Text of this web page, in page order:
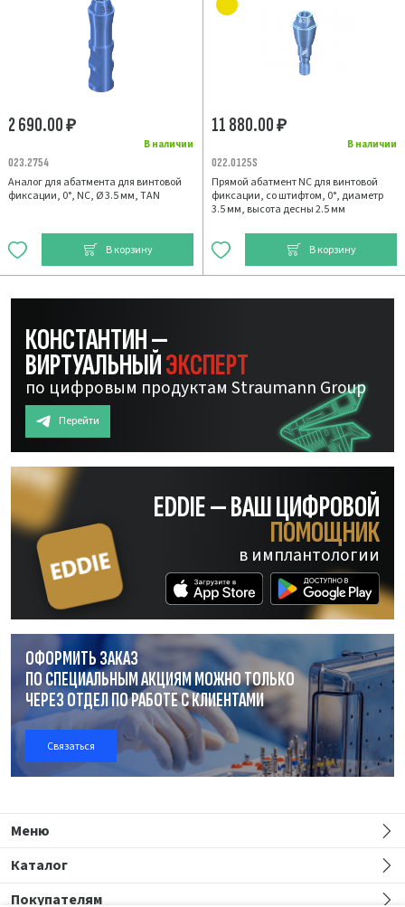
В наличии
2 690.00₽
023.2754
Аналог для абатмента для винтовой
фиксации, 0°, NC, Ø 3.5 мм, TAN
В корзину
В наличии
11 880.00₽
022.0125S
Прямой абатмент NC для винтовой
фиксации, со штифтом, 0°, диаметр
3.5 мм, высота десны 2.5 мм
В корзину
КОНСТАНТИН —
ВИРТУАЛЬНЫЙЭКСПЕРТ
по цифровым продуктам Straumann Group
Перейти
EDDIE — ВАШ ЦИФРОВОЙ
ПОМОЩНИК
в имплантологии
ОФОРМИТЬ ЗАКАЗ
ПО СПЕЦИАЛЬНЫМ АКЦИЯМ МОЖНО ТОЛЬКО
ЧЕРЕЗ ОТДЕЛПО РАБОТЕС КЛИЕНТАМИ
Связаться
Меню
Каталог
Покупателям